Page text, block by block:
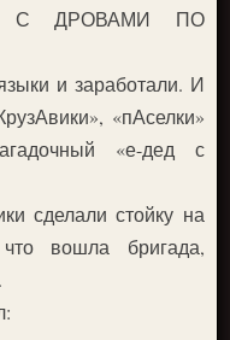
С ДРОВАМИ ПО
и заработали. И
«пАселки»
«е-дед с
сделали стойку на
вошла бригада,